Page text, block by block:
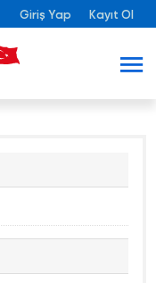
Giriş Yap Kayıt Ol